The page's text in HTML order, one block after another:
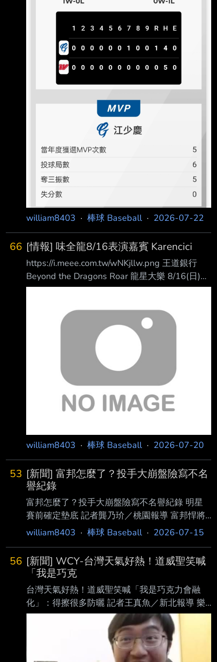
華》 https://youtu.be/EgNNTUkAOFc 球場開幕
新聞稿》 總統府 -
william8403 · 棒球 Baseball· 2026-07-22
66 [情報] 味全龍8/16表演嘉賓 Karencici
https://i.meee.com.tw/wNKjllw.png 王道銀行
Beyond the Dragons Roar 龍星大樂 8/16(日)華
語 R&B 創作女聲 #Karencici 接力登場臺北大巨
具一格的演唱風格，更難得的是渾然天成 的卓
越創作能力，15歲就開始寫歌的她至今已累積數
百首創作，融合 R&B、Hip-Hop 與流 行元素的
音樂風格，以及極具辨識度的嗓音與創作實力，
成為近年華語樂壇備受矚目的新 生代歌手。
8/16邀請所有龍迷一
william8403 · 棒球 Baseball· 2026-07-20
53 [新聞] 富邦怎麼了？投手大崩盤險寫不名
譽紀錄
富邦怎麼了？投手大崩盤險寫不名譽紀錄 明星
賽前確定墊底 記者龔乃玠／桃園報導 富邦悍將
今天投手群大崩盤，全場被台鋼雄鷹隊狂敲23支
錄，終場以0：12輸給台鋼，明星賽前確定以2
勝6敗於下半季墊底。 台鋼昨火力大爆發，3局
下率先突破威戈神，王柏融、王博玄、宋柏翰連
續適時安打，單 局猛攻4分大局。威戈神僅投3
局被狂敲8安，有2次三振和2次四壞，失掉4
分，防禦率升至 5.73，4局下富邦換上牛棚止
血，完全擋不住台鋼打線，在3至7局連續失分，
投手大崩盤 。 富邦全場被狂敲
william8403 · 棒球 Baseball· 2026-07-15
56 [新聞] WCY-台灣天氣好熱！道威聖笑喊
「我是巧克
台灣天氣好熱！道威聖笑喊「我是巧克力會融
化」：得擦很多防曬 記者王真魚／新北報導 樂
天桃猿新洋砲道威聖（Ronnie Dawson）今天迎
來中職生涯初登場。他坦言心情相當激 動，一
度忍住情緒、不讓眼淚掉下來，因為一年半前在
韓職遭遇膝傷重創時，他曾數度以 為自己的職